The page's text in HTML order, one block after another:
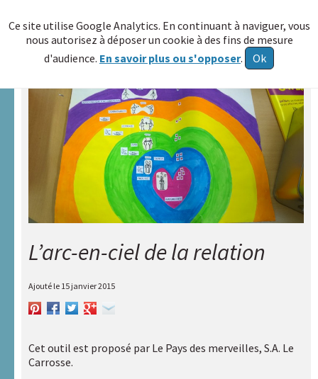
Ce site utilise Google Analytics. En continuant à naviguer, vous
nous autorisez à déposer un cookie à des fins de mesure
d'audience. En savoir plus ou s'opposer. Ok
≡
Allez au
contenu
A.R.A.P.H.
Réseau
propos
Poser
une
Echange
d’outils et
Centre de
L’arc-en-ciel de la relation
Ajouté le 15 janvier 2015
Cet outil est proposé par Le Pays des merveilles, S.A. Le
Carrosse.